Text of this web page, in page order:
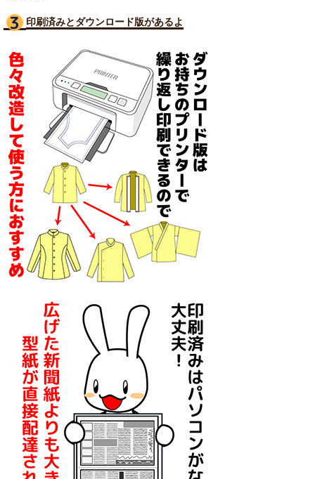
印刷済みとダウンロード版があるよ